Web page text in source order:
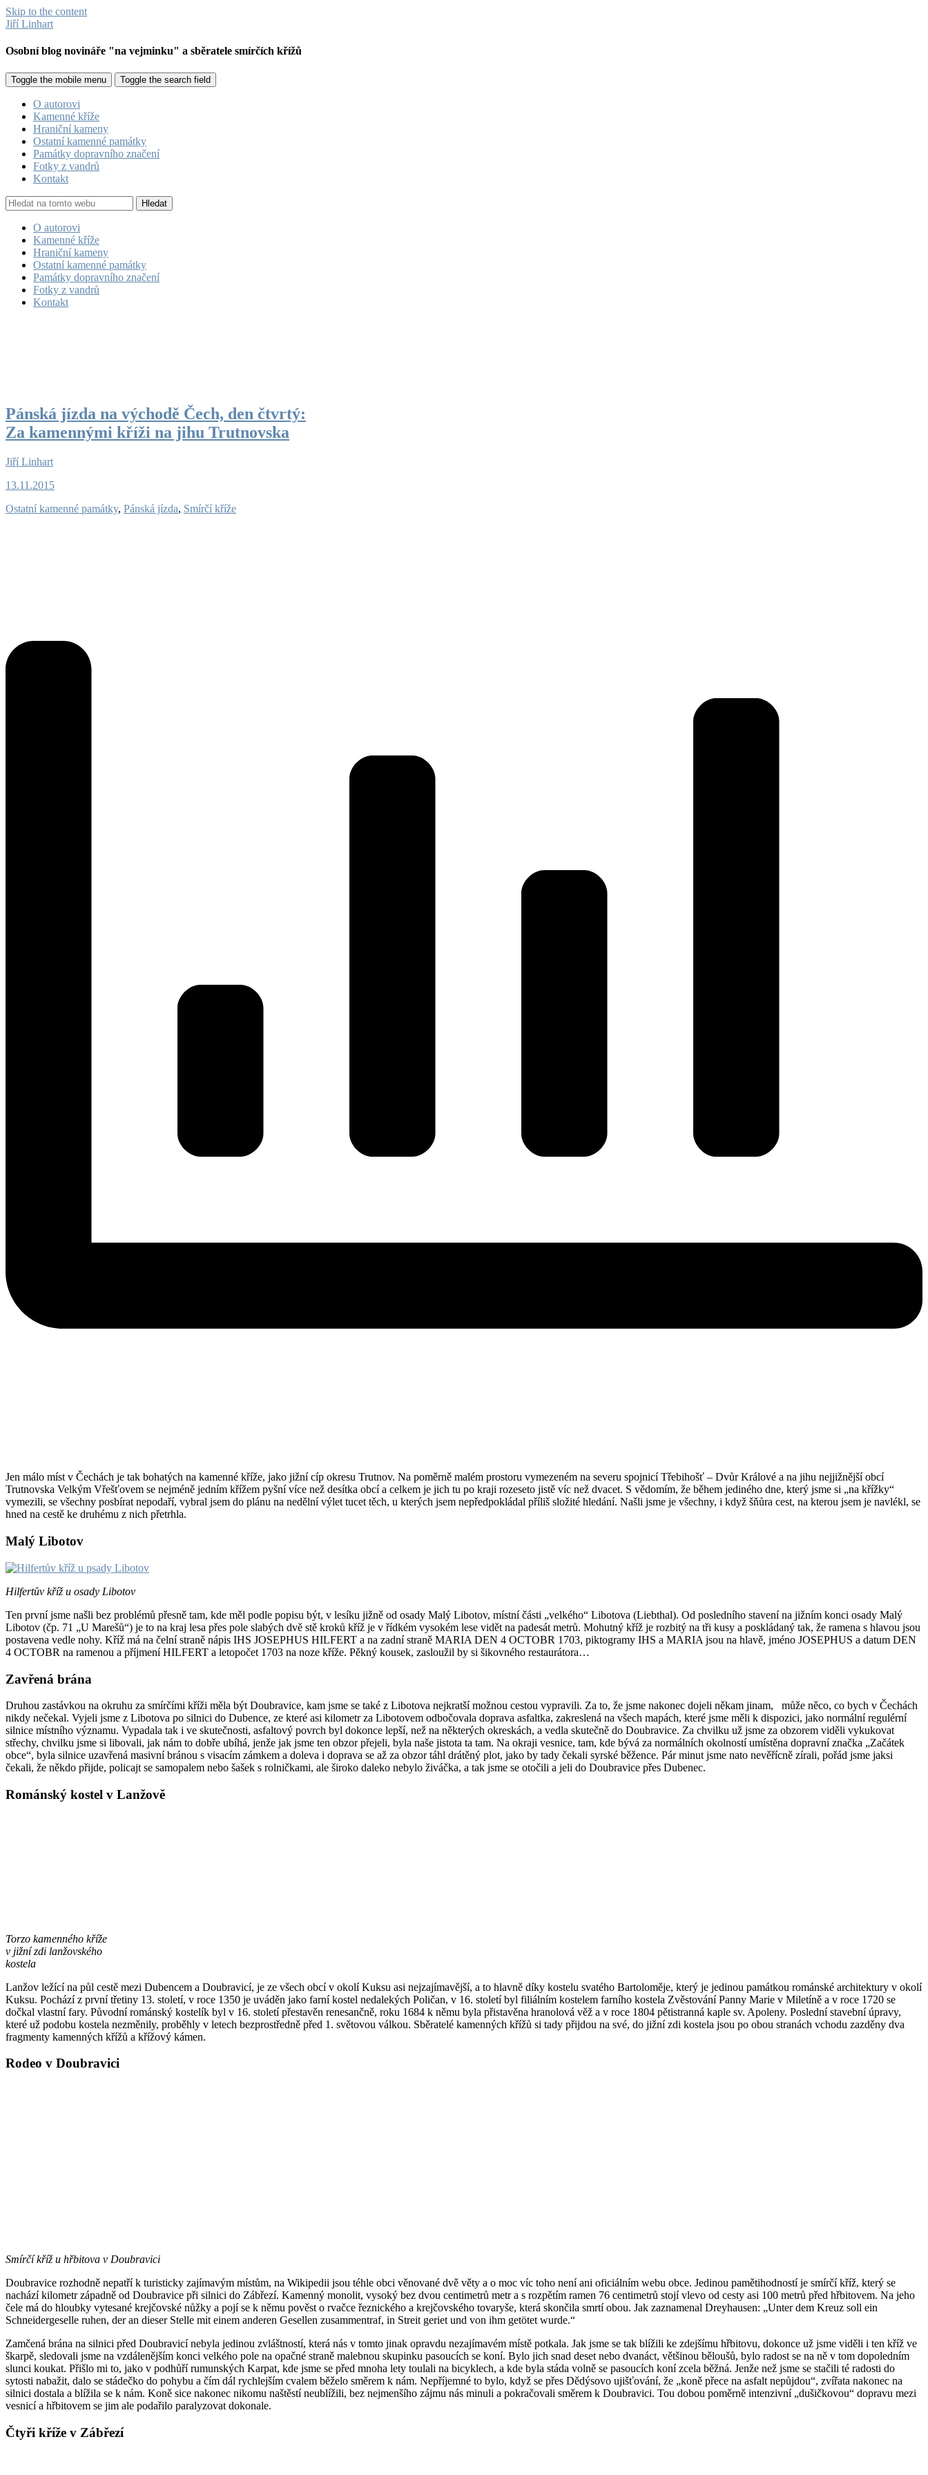
Skip to the content
Jiří Linhart
Osobní blog novináře "na vejminku" a sběratele smírčích křížů
Toggle the mobile menu Toggle the search field
O autorovi
Kamenné kříže
Hraniční kameny
Ostatní kamenné památky
Památky dopravního značení
Fotky z vandrů
Kontakt
Hledat
O autorovi
Kamenné kříže
Hraniční kameny
Ostatní kamenné památky
Památky dopravního značení
Fotky z vandrů
Kontakt
Pánská jízda na východě Čech, den čtvrtý:
Za kamennými kříži na jihu Trutnovska
Jiří Linhart
13.11.2015
Ostatní kamenné památky, Pánská jízda, Smírčí kříže
Jen málo míst v Čechách je tak bohatých na kamenné kříže, jako jižní cíp okresu Trutnov. Na poměrně malém prostoru vymezeném na severu spojnicí Třebihošť – Dvůr Králové a na jihu nejjižnější obcí
Trutnovska Velkým Vřešťovem se nejméně jedním křížem pyšní více než desítka obcí a celkem je jich tu po kraji rozeseto jistě víc než dvacet. S vědomím, že během jediného dne, který jsme si „na křížky“
vymezili, se všechny posbírat nepodaří, vybral jsem do plánu na nedělní výlet tucet těch, u kterých jsem nepředpokládal příliš složité hledání. Našli jsme je všechny, i když šňůra cest, na kterou jsem je navlékl, se
hned na cestě ke druhému z nich přetrhla.
Malý Libotov
Hilfertův kříž u osady Libotov
Ten první jsme našli bez problémů přesně tam, kde měl podle popisu být, v lesíku jižně od osady Malý Libotov, místní části „velkého“ Libotova (Liebthal). Od posledního stavení na jižním konci osady Malý
Libotov (čp. 71 „U Marešů“) je to na kraj lesa přes pole slabých dvě stě kroků kříž je v řídkém vysokém lese vidět na padesát metrů. Mohutný kříž je rozbitý na tři kusy a poskládaný tak, že ramena s hlavou jsou
postavena vedle nohy. Kříž má na čelní straně nápis IHS JOSEPHUS HILFERT a na zadní straně MARIA DEN 4 OCTOBR 1703, piktogramy IHS a MARIA jsou na hlavě, jméno JOSEPHUS a datum DEN
4 OCTOBR na ramenou a příjmení HILFERT a letopočet 1703 na noze kříže. Pěkný kousek, zasloužil by si šikovného restaurátora…
Zavřená brána
Druhou zastávkou na okruhu za smírčími kříži měla být Doubravice, kam jsme se také z Libotova nejkratší možnou cestou vypravili. Za to, že jsme nakonec dojeli někam jinam, může něco, co bych v Čechách
nikdy nečekal. Vyjeli jsme z Libotova po silnici do Dubence, ze které asi kilometr za Libotovem odbočovala doprava asfaltka, zakreslená na všech mapách, které jsme měli k dispozici, jako normální regulérní
silnice místního významu. Vypadala tak i ve skutečnosti, asfaltový povrch byl dokonce lepší, než na některých okreskách, a vedla skutečně do Doubravice. Za chvilku už jsme za obzorem viděli vykukovat
střechy, chvilku jsme si libovali, jak nám to dobře ubíhá, jenže jak jsme ten obzor přejeli, byla naše jistota ta tam. Na okraji vesnice, tam, kde bývá za normálních okolností umístěna dopravní značka „Začátek
obce“, byla silnice uzavřená masivní bránou s visacím zámkem a doleva i doprava se až za obzor táhl drátěný plot, jako by tady čekali syrské běžence. Pár minut jsme nato nevěřícně zírali, pořád jsme jaksi
čekali, že někdo přijde, policajt se samopalem nebo šašek s rolničkami, ale široko daleko nebylo živáčka, a tak jsme se otočili a jeli do Doubravice přes Dubenec.
Románský kostel v Lanžově
Torzo kamenného kříže
v jižní zdi lanžovského
kostela
Lanžov ležící na půl cestě mezi Dubencem a Doubravicí, je ze všech obcí v okolí Kuksu asi nejzajímavější, a to hlavně díky kostelu svatého Bartoloměje, který je jedinou památkou románské architektury v okolí
Kuksu. Pochází z první třetiny 13. století, v roce 1350 je uváděn jako farní kostel nedalekých Poličan, v 16. století byl filiálním kostelem farního kostela Zvěstování Panny Marie v Miletíně a v roce 1720 se
dočkal vlastní fary. Původní románský kostelík byl v 16. století přestavěn renesančně, roku 1684 k němu byla přistavěna hranolová věž a v roce 1804 pětistranná kaple sv. Apoleny. Poslední stavební úpravy,
které už podobu kostela nezměnily, proběhly v letech bezprostředně před 1. světovou válkou. Sběratelé kamenných křížů si tady přijdou na své, do jižní zdi kostela jsou po obou stranách vchodu zazděny dva
fragmenty kamenných křížů a křížový kámen.
Rodeo v Doubravici
Smírčí kříž u hřbitova v Doubravici
Doubravice rozhodně nepatří k turisticky zajímavým místům, na Wikipedii jsou téhle obci věnované dvě věty a o moc víc toho není ani oficiálním webu obce. Jedinou pamětihodností je smírčí kříž, který se
nachází kilometr západně od Doubravice při silnici do Zábřezí. Kamenný monolit, vysoký bez dvou centimetrů metr a s rozpětím ramen 76 centimetrů stojí vlevo od cesty asi 100 metrů před hřbitovem. Na jeho
čele má do hloubky vytesané krejčovské nůžky a pojí se k němu pověst o rvačce řeznického a krejčovského tovaryše, která skončila smrtí obou. Jak zaznamenal Dreyhausen: „Unter dem Kreuz soll ein
Schneidergeselle ruhen, der an dieser Stelle mit einem anderen Gesellen zusammentraf, in Streit geriet und von ihm getötet wurde.“
Zamčená brána na silnici před Doubravicí nebyla jedinou zvláštností, která nás v tomto jinak opravdu nezajímavém místě potkala. Jak jsme se tak blížili ke zdejšímu hřbitovu, dokonce už jsme viděli i ten kříž ve
škarpě, sledovali jsme na vzdálenějším konci velkého pole na opačné straně malebnou skupinku pasoucích se koní. Bylo jich snad deset nebo dvanáct, většinou běloušů, bylo radost se na ně v tom dopoledním
slunci koukat. Přišlo mi to, jako v podhůří rumunských Karpat, kde jsme se před mnoha lety toulali na bicyklech, a kde byla stáda volně se pasoucích koní zcela běžná. Jenže než jsme se stačili té radosti do
sytosti nabažit, dalo se stádečko do pohybu a čím dál rychlejším cvalem běželo směrem k nám. Nepříjemné to bylo, když se přes Dědýsovo ujišťování, že „koně přece na asfalt nepůjdou“, zvířata nakonec na
silnici dostala a blížila se k nám. Koně sice nakonec nikomu naštěstí neublížili, bez nejmenšího zájmu nás minuli a pokračovali směrem k Doubravici. Tou dobou poměrně intenzivní „dušičkovou“ dopravu mezi
vesnicí a hřbitovem se jim ale podařilo paralyzovat dokonale.
Čtyři kříže v Zábřezí